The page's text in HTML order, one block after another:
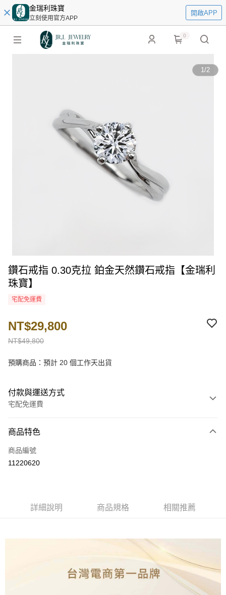
金瑞利珠寶
立刻使用官方APP
開啟APP
0
1/2
鑽石戒指 0.30克拉 鉑金天然鑽石戒指【金瑞利
珠寶】
宅配免運費
NT$49,800
NT$29,800
預購商品：預計 20 個工作天出貨
付款與運送方式
宅配免運費
信用卡一次付款
LINE Pay
ATM付款
運送方式
商品特色
商品編號
11220620
詳細說明 商品規格 相關推薦